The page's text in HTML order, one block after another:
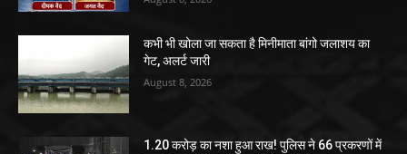
कभी भी खोला जा सकता है मिनीमाता बांगो जलाशय का
गेट, अलर्ट जारी
August 8, 2026
1.20 करोड़ का नशा हुआ राख! पुलिस ने 66 प्रकरणों में